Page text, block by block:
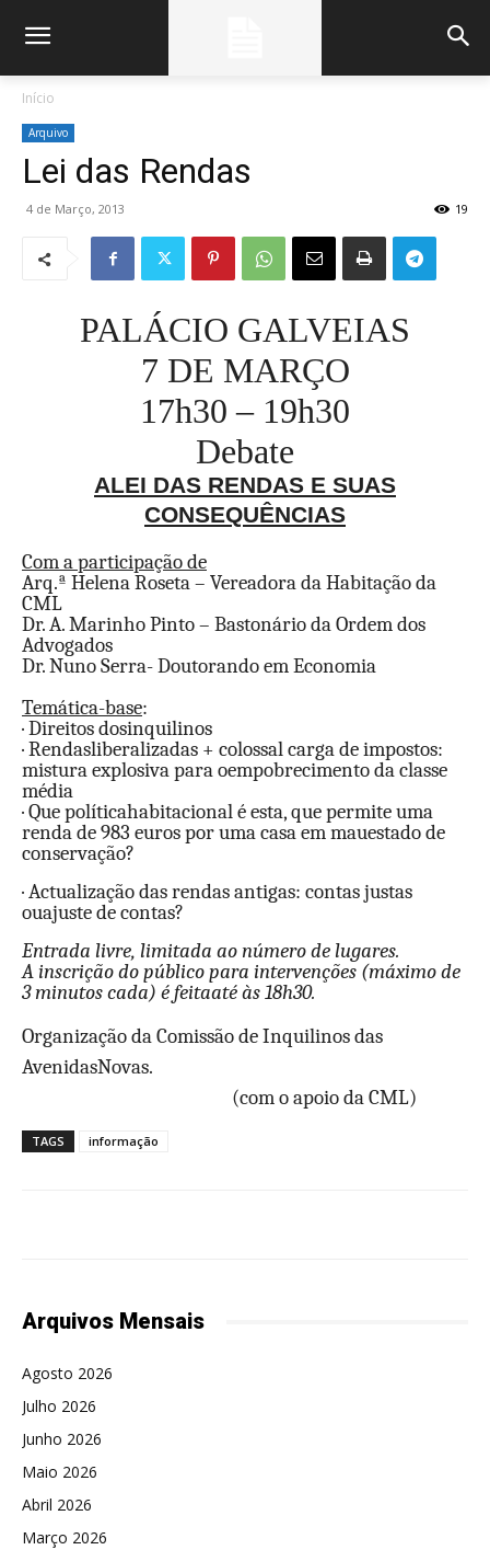
Início
Arquivo
Lei das Rendas
4 de Março, 2013 19
PALÁCIO GALVEIAS
7 DE MARÇO
17h30 – 19h30
Debate
ALEI DAS RENDAS E SUAS
CONSEQUÊNCIAS
Com a participação de
Arq.ª Helena Roseta – Vereadora da Habitação da
CML
Dr. A. Marinho Pinto – Bastonário da Ordem dos
Advogados
Dr. Nuno Serra- Doutorando em Economia
Temática-base:
·Direitos dosinquilinos
·Rendasliberalizadas + colossal carga de impostos:
mistura explosiva para oempobrecimento da classe
média
·Que políticahabitacional é esta, que permite uma
renda de 983 euros por uma casa em mauestado de
conservação?
·Actualização das rendas antigas: contas justas
ouajuste de contas?
Entrada livre, limitada ao número de lugares.
A inscrição do público para intervenções (máximo de
3 minutos cada) é feitaaté às 18h30.
Organização da Comissão de Inquilinos das
AvenidasNovas.
(com o apoio da CML)
TAGS informação
Arquivos Mensais
Agosto 2026
Julho 2026
Junho 2026
Maio 2026
Abril 2026
Março 2026